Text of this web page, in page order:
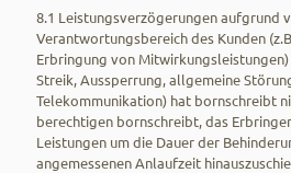
8.1 Leistungsverzögerungen aufgrund
Verantwortungsbereich des Kunden
Erbringung von
Streik, Aussperrung, allgemeine
Telekommunikation) hat bornschreibt
berechtigen bornschreibt, das
Leistungen um die Dauer der
angemessenen Anlaufzeit